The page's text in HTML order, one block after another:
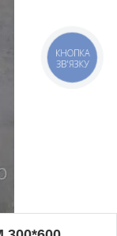
КНОПКА
ЗВ'ЯЗКУ